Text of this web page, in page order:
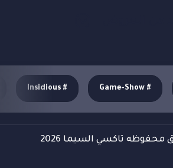
#
Game-Show
#
Insidious
تاكسي السيما 2026